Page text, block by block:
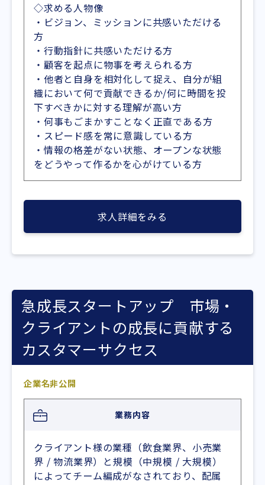
◇求める人物像
・ビジョン、ミッションに共感いただける
方
・行動指針に共感いただける方
・顧客を起点に物事を考えられる方
・他者と自身を相対化して捉え、自分が組
織において何で貢献できるか/何に時間を投
下すべきかに対する理解が高い方
・何事もごまかすことなく正直である方
・スピード感を常に意識している方
・情報の格差がない状態、オープンな状態
をどうやって作るかを心がけている方
求人詳細をみる
急成長スタートアップ 市場・
クライアントの成長に貢献する
カスタマーサクセス
企業名非公開
業務内容
クライアント様の業種（飲食業界、小売業
界 / 物流業界）と規模（中規模 / 大規模）
によってチーム編成がなされており、配属